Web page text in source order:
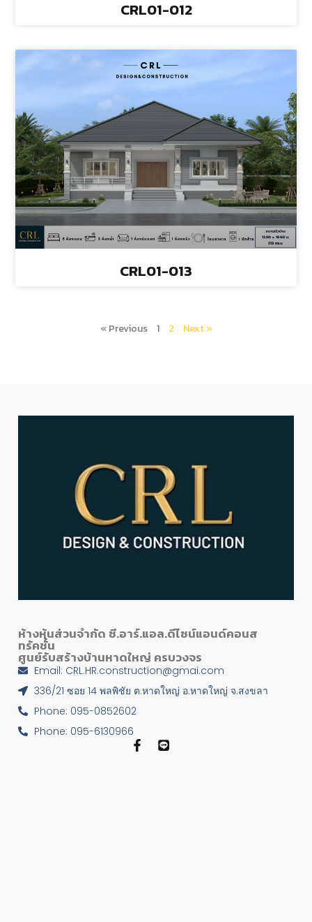
CRL01-012
CRL01-013
« Previous 1 2 Next »
ห้างหุ้นส่วนจำกัด ซี.อาร์.แอล.ดีไซน์แอนด์คอนส
ทรัคชั่น
ศูนย์รับสร้างบ้านหาดใหญ่ ครบวงจร
Email: CRL.HR.construction@gmai.com
336/21 ซอย 14 พลพิชัย ต.หาดใหญ่ อ.หาดใหญ่ จ.สงขลา
Phone: 095-0852602
Phone: 095-6130966